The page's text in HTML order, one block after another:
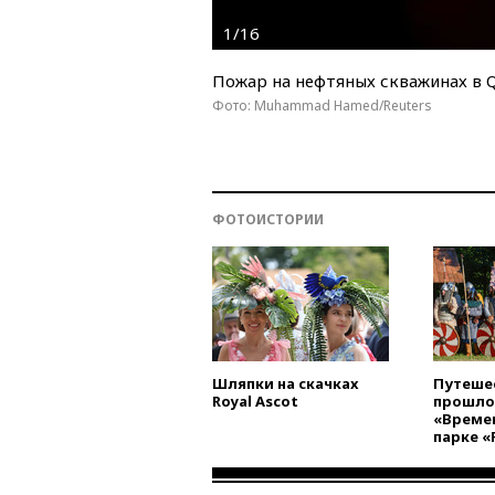
1/16
Пожар на нефтяных скважинах в
Фото: Muhammad Hamed/Reuters
ФОТОИСТОРИИ
Шляпки на скачках
Royal Ascot
парке